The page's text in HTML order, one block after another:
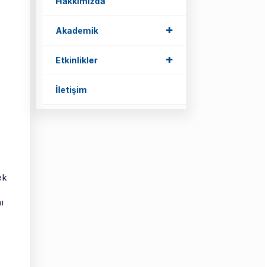
Akademik +
Etkinlikler +
İletişim